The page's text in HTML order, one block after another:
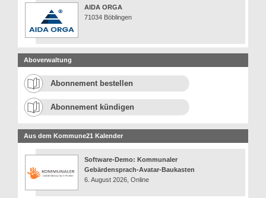
AIDA ORGA
71034 Böblingen
Aboverwaltung
Abonnement bestellen
Abonnement kündigen
Aus dem Kommune21 Kalender
Software-Demo: Kommunaler
Gebärdensprach-Avatar-Baukasten
6. August 2026, Online